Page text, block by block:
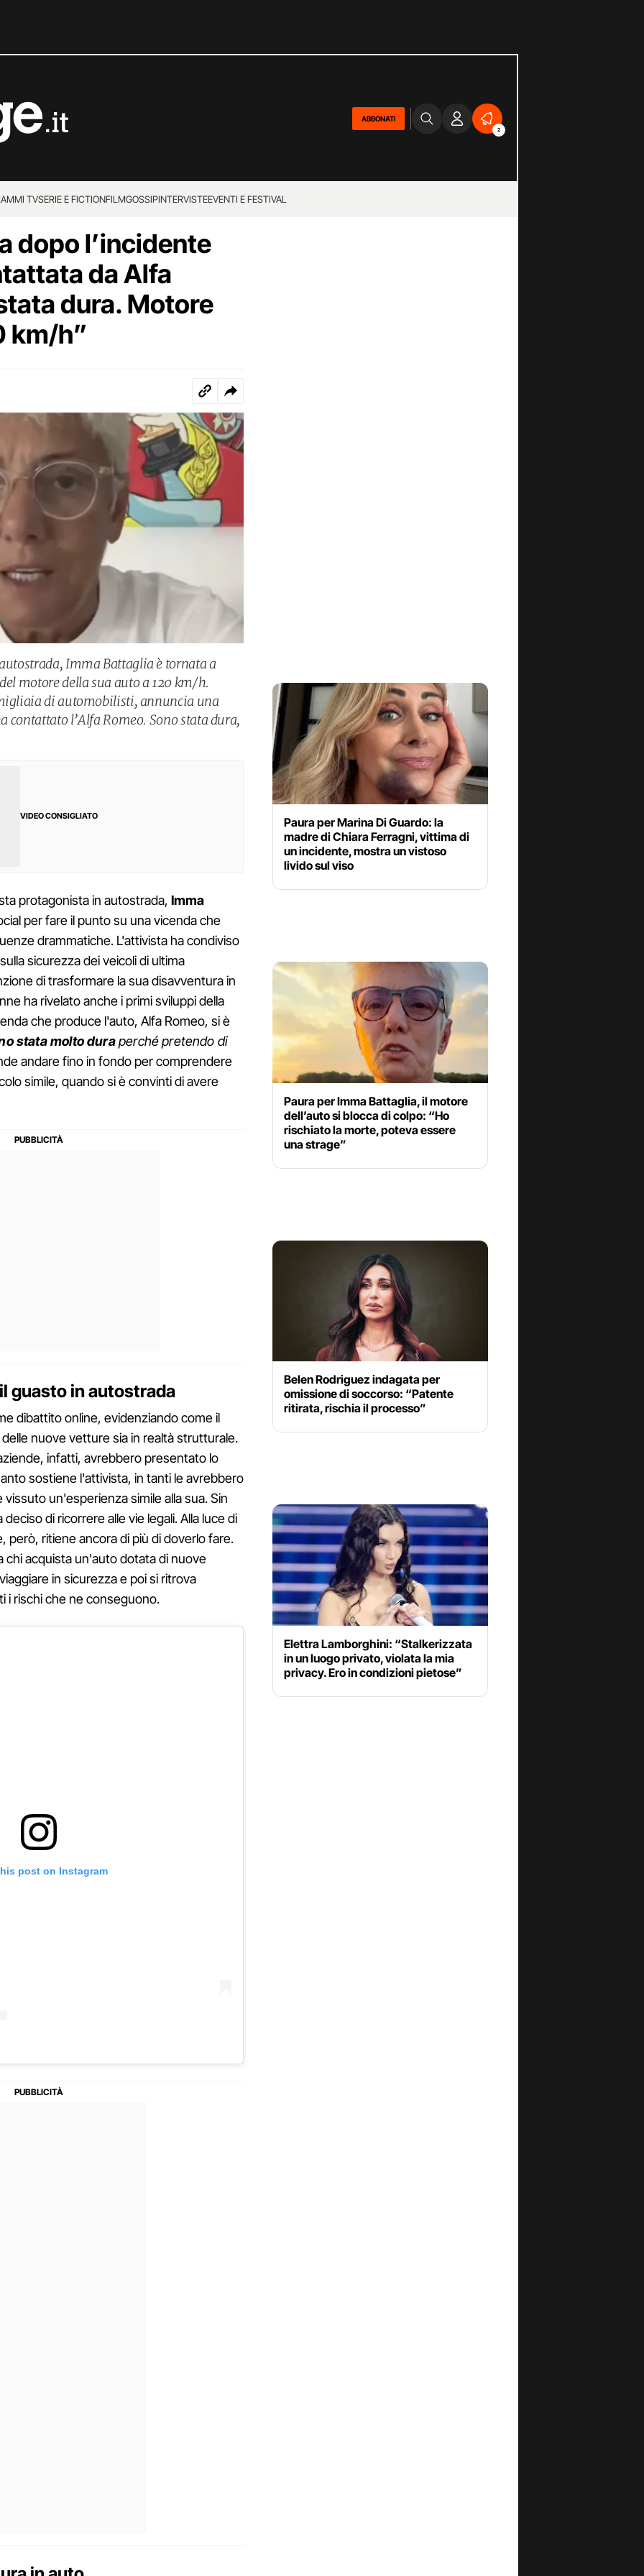
ABBONATI
2
TVSERIE E FICTIONFILMGOSSIPINTERVISTEEVENTI E FESTIVAL
dopo l’incidente
da Alfa
dura. Motore
km/h”
Imma Battaglia è tornata a
motore della sua auto a 120 km/h.
di automobilisti, annuncia una
contattato l’Alfa Romeo. Sono stata dura,
VIDEO CONSIGLIATO
protagonista in autostrada, Imma
per fare il punto su una vicenda che
drammatiche. L'attivista ha condiviso
sicurezza dei veicoli di ultima
di trasformare la sua disavventura in
ha rivelato anche i primi sviluppi della
che produce l'auto, Alfa Romeo, si è
stata molto duraperché pretendo di
andare fino in fondo per comprendere
simile, quando si è convinti di avere
guasto in autostrada
dibattito online, evidenziando come il
nuove vetture sia in realtà strutturale.
infatti, avrebbero presentato lo
sostiene l'attivista, in tanti le avrebbero
un'esperienza simile alla sua. Sin
di ricorrere alle vie legali. Alla luce di
ritiene ancora di più di doverlo fare.
acquista un'auto dotata di nuove
in sicurezza e poi si ritrova
i rischi che ne conseguono.
post on Instagram
Paura per Marina Di Guardo: la
madre di Chiara Ferragni, vittima di
un incidente, mostra un vistoso
livido sul viso
Paura per Imma Battaglia, il motore
dell’auto si blocca di colpo: “Ho
rischiato la morte, poteva essere
una strage”
Belen Rodriguez indagata per
omissione di soccorso: “Patente
ritirata, rischia il processo”
Elettra Lamborghini: “Stalkerizzata
in un luogo privato, violata la mia
privacy. Ero in condizioni pietose”